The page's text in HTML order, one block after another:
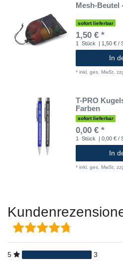
Mesh-Beutel
sofort lieferbar
1,50 € *
1 Stück | 1,50 € /
In
* inkl. ges. MwSt.
T-PRO
Farben
sofort lieferbar
0,00 € *
1 Stück | 0,00 € /
In
* inkl. ges. MwSt.
5
3